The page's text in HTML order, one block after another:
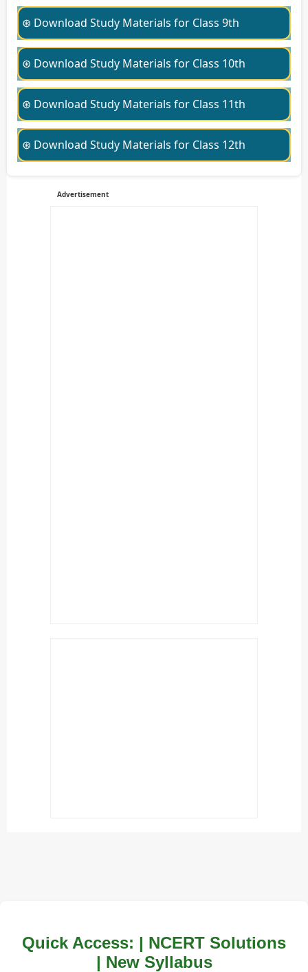
⊛ Download Study Materials for Class 9th
⊛ Download Study Materials for Class 10th
⊛ Download Study Materials for Class 11th
⊛ Download Study Materials for Class 12th
Advertisement
Quick Access: | NCERT Solutions
| New Syllabus